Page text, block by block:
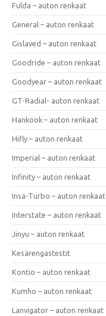
Fulda – auton renkaat
General – auton renkaat
Gislaved – auton renkaat
Goodride – auton renkaat
Goodyear – auton renkaat
GT-Radial- auton renkaat
Hankook – auton renkaat
Hifly – auton renkaat
Imperial – auton renkaat
Infinity – auton renkaat
Insa-Turbo – auton renkaat
Interstate – auton renkaat
Jinyu – auton renkaat
Kesärengastestit
Kontio – auton renkaat
Kumho – auton renkaat
Lanvigator – auton renkaat